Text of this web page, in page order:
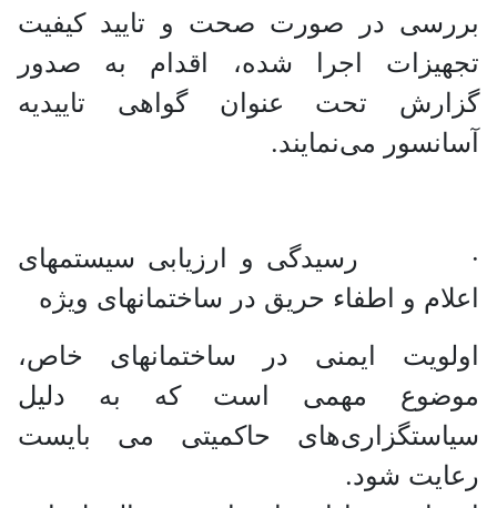
بررسی در صورت صحت و تایید کیفیت
تجهیزات اجرا شده، اقدام به صدور
گزارش تحت عنوان گواهی تاییدیه
آسانسور می‌نمایند.
· رسیدگی و ارزیابی سیستمهای
اعلام و اطفاء حریق در ساختمانهای ویژه
اولویت ایمنی در ساختمانهای خاص،
موضوع مهمی است که به دلیل
سیاستگزاری‌های حاکمیتی می بایست
رعایت شود.